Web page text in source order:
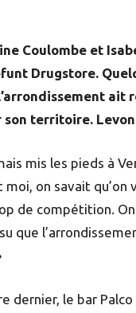
Coulombe et
Drugstore.
son territoire.
mis les pieds à
moi, on savait qu’on
de compétition.
que
dernier, le bar